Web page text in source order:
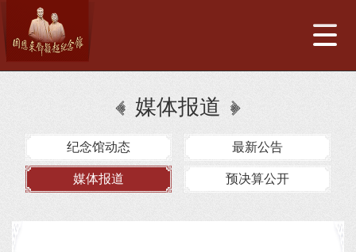
媒体报道
纪念馆动态 最新公告
媒体报道 预决算公开